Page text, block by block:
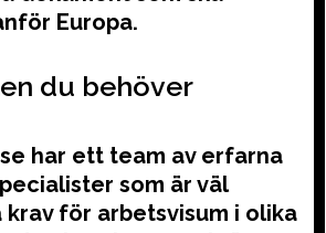
Europa.
du behöver
har ett team av erfarna
som är väl
krav för arbetsvisum i olika